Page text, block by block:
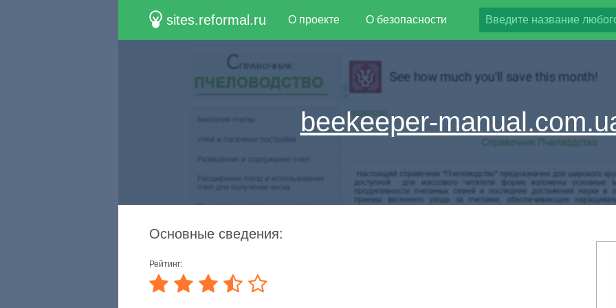
sites.reformal.ru О проекте О безопасности
beekeeper-
Основные сведения:
Рейтинг: